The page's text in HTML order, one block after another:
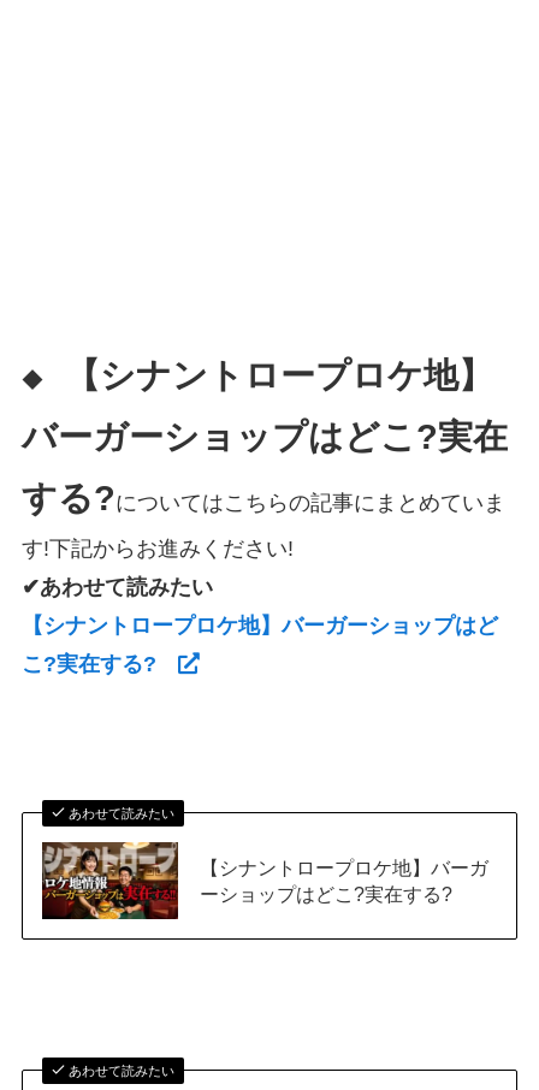
◆
【シナントロープロケ地】
バーガーショップはどこ?実在
する?についてはこちらの記事にまとめていま
す!下記からお進みください!
✔あわせて読みたい
【シナントロープロケ地】バーガーショップはど
こ?実在する?
あわせて読みたい
【シナントロープロケ地】バーガ
ーショップはどこ?実在する?
あわせて読みたい